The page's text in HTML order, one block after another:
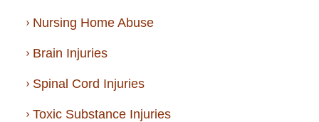
Nursing Home Abuse
Brain Injuries
Spinal Cord Injuries
Toxic Substance Injuries